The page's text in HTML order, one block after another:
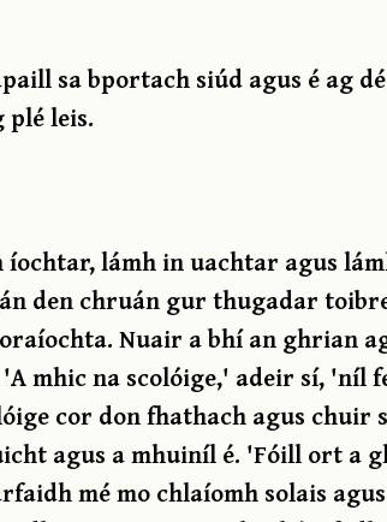
sa bportach siúd agus é ag
leis.
lámh in uachtar agus
den chruán gur thugadar
Nuair a bhí an ghrian
mhic na scolóige,' adeir sí, 'níl
cor don fhathach agus chuir
agus a mhuiníl é. 'Fóill ort a
mé mo chlaíomh solais